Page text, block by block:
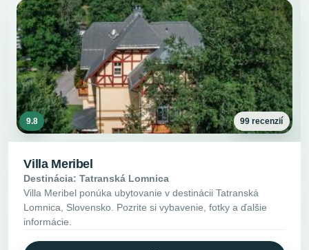
9.8 99 recenzií
Villa Meribel
Destinácia: Tatranská Lomnica
Villa Meribel ponúka ubytovanie v destinácii Tatranská
Lomnica, Slovensko. Pozrite si vybavenie, fotky a ďalšie
informácie.